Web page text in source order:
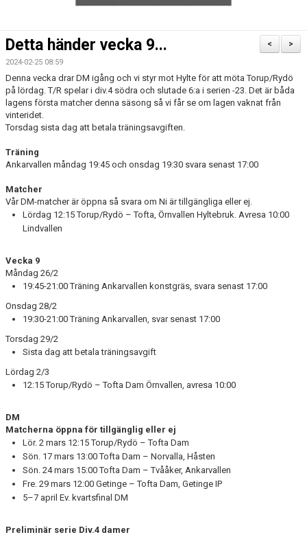
LEDARE / TRUPP
BILDGALLERI
DOKUMENT
>
<
Detta händer vecka 9...
2024-02-25 08:59
Denna vecka drar DM igång och vi styr mot Hylte för att möta Torup/Rydö
på lördag. T/R spelar i div.4 södra och slutade 6:a i serien -23. Det är båda
lagens första matcher denna säsong så vi får se om lagen vaknat från
vinteridet.
Torsdag sista dag att betala träningsavgiften.
Träning
Ankarvallen måndag 19:45 och onsdag 19:30 svara senast 17:00
Matcher
Vår DM-matcher är öppna så svara om Ni är tillgängliga eller ej.
Lördag 12:15 Torup/Rydö – Tofta, Örnvallen Hyltebruk. Avresa 10:00
Lindvallen
Vecka 9
Måndag 26/2
19:45-21:00 Träning Ankarvallen konstgräs, svara senast 17:00
Onsdag 28/2
19:30-21:00 Träning Ankarvallen, svar senast 17:00
Torsdag 29/2
Sista dag att betala träningsavgift
Lördag 2/3
12:15 Torup/Rydö – Tofta Dam Örnvallen, avresa 10:00
DM
Matcherna öppna för tillgänglig eller ej
Lör. 2 mars 12:15 Torup/Rydö – Tofta Dam
Sön. 17 mars 13:00 Tofta Dam – Norvalla, Håsten
Sön. 24 mars 15:00 Tofta Dam – Tvååker, Ankarvallen
Fre. 29 mars 12:00 Getinge – Tofta Dam, Getinge IP
5–7 april Ev. kvartsfinal DM
Preliminär serie Div.4 damer